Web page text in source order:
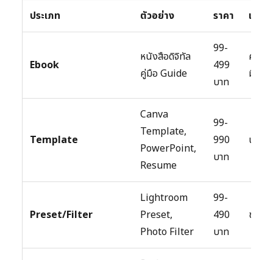
ประเภท ตัวอย่าง ราคา เหมา
Ebook
หนังสือดิจิทัล
คู่มือ Guide
99-
499
บาท
คนที่
มีควา
Template
Canva
Template,
PowerPoint,
Resume
99-
990
บาท
นักอ
Preset/Filter
Lightroom
Preset,
Photo Filter
99-
490
บาท
ช่างภ